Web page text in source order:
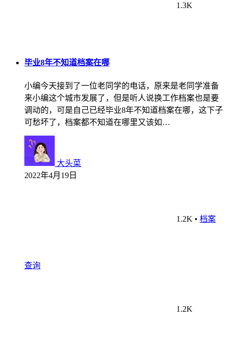
1.3K
毕业8年不知道档案在哪
小编今天接到了一位老同学的电话，原来是老同学准备
来小编这个城市发展了，但是听人说换工作档案也是要
调动的，可是自己已经毕业8年不知道档案在哪，这下子
可愁坏了，档案都不知道在哪里又该如…
大头菜
2022年4月19日
1.2K • 档案
查询
1.2K